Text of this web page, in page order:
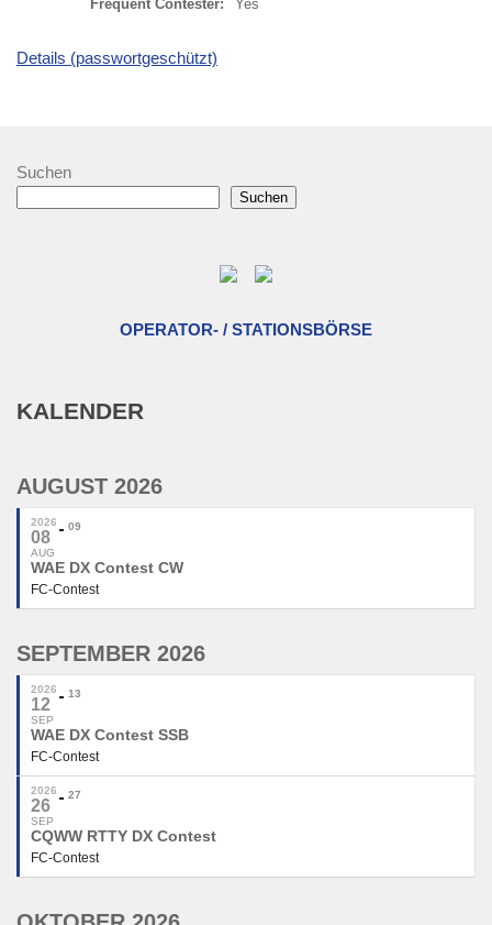
Frequent Contester: Yes
Details (passwortgeschützt)
Suchen
Suchen
OPERATOR- / STATIONSBÖRSE
KALENDER
AUGUST 2026
2026
08
AUG
09
WAE DX Contest CW
FC-Contest
SEPTEMBER 2026
2026
12
SEP
13
WAE DX Contest SSB
FC-Contest
2026
26
SEP
27
CQWW RTTY DX Contest
FC-Contest